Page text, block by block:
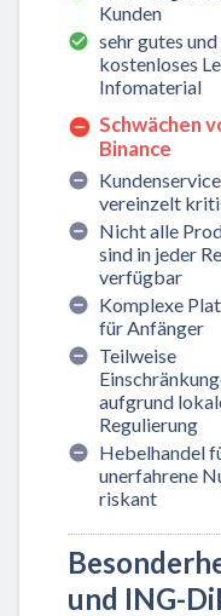
Kunden
sehr gutes und
kostenloses
Infomaterial
Schwächen
Binance
vereinzelt
Nicht alle
sind in jeder
verfügbar
Komplexe
für Anfänger
Teilweise
aufgrund
Regulierung
Hebelhandel
unerfahrene
riskant
und ING-